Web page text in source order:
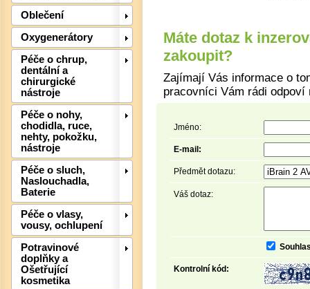
Oblečení
Oxygenerátory
Péče o chrup,
dentální a
chirurgické
nástroje
Péče o nohy,
chodidla, ruce,
nehty, pokožku,
nástroje
Péče o sluch,
Naslouchadla,
Baterie
Péče o vlasy,
vousy, ochlupení
Potravinové
doplňky a
Ošetřující
kosmetika
Máte dotaz k
zakoupit?
Zajímají Vás informace o
pracovníci Vám rádi odpoví
Jméno:
E-mail:
Předmět dotazu:
Váš dotaz:
Kontrolní kód: